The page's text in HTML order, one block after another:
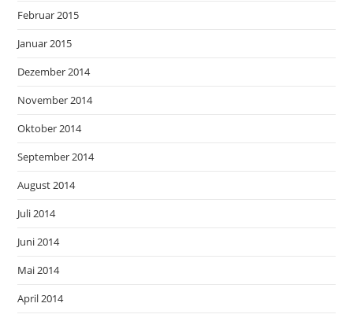
Februar 2015
Januar 2015
Dezember 2014
November 2014
Oktober 2014
September 2014
August 2014
Juli 2014
Juni 2014
Mai 2014
April 2014